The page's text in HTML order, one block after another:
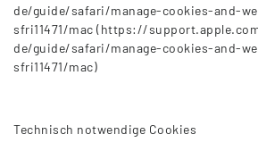
de/guide/safari/manage-cookies-and-
sfri11471/mac (https://
de/guide/safari/manage-cookies-and-
sfri11471/mac)
Technisch notwendige Cookies